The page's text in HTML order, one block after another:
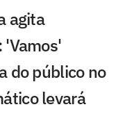
agita
'Vamos'
do público no
levará